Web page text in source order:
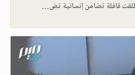
قافلة تضامن إنسانية تض…